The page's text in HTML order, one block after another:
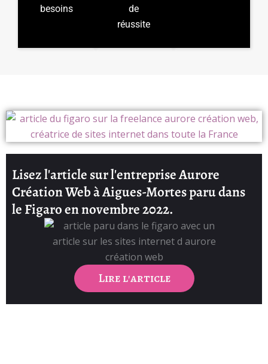
besoins
de
réussite
Lisez l'article sur l'entreprise Aurore
Création Web à Aigues-Mortes paru dans
le Figaro en novembre 2022.
Lire l'article